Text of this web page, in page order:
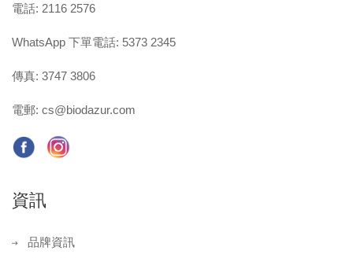
電話: 2116 2576
WhatsApp 下單電話: 5373 2345
傳真: 3747 3806
電郵: cs@biodazur.com
資訊
品牌資訊